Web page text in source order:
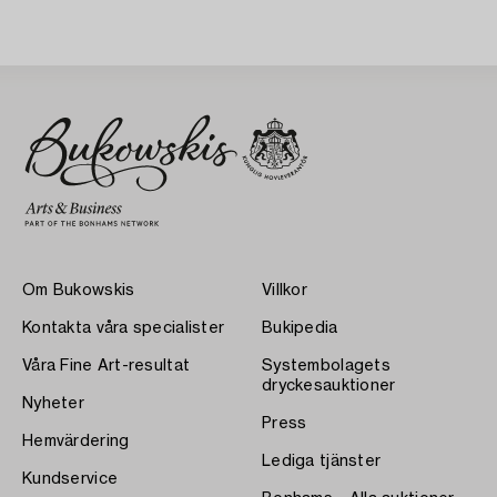
Om Bukowskis
Kontakta våra specialister
Våra Fine Art-resultat
Nyheter
Hemvärdering
Kundservice
Villkor
Bukipedia
Systembolagets
dryckesauktioner
Press
Lediga tjänster